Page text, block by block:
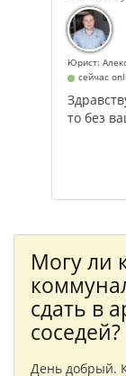
Юрист:
сейчас
то без
Могу ли
сдать в
соседей?
День добрый.